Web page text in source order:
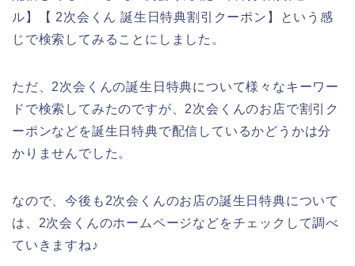
ル】【 2次会くん 誕生日特典割引クーポン】という感
じで検索してみることにしました。
ただ、2次会くんの誕生日特典について様々なキーワー
ドで検索してみたのですが、2次会くんのお店で割引ク
ーポンなどを誕生日特典で配信しているかどうかは分
かりませんでした。
なので、今後も2次会くんのお店の誕生日特典について
は、2次会くんのホームページなどをチェックして調べ
ていきますね♪